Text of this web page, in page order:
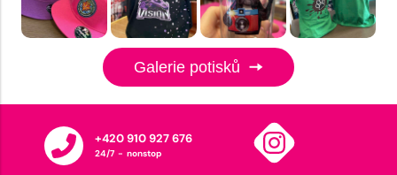
Galerie potisků
+420 910 927 676
24/7 - nonstop